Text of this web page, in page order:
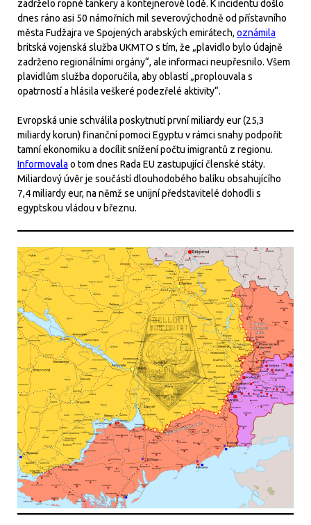
zadrželo ropné tankery a kontejnerové lodě. K incidentu došlo
dnes ráno asi 50 námořních mil severovýchodně od přístavního
města Fudžajra ve Spojených arabských emirátech, oznámila
britská vojenská služba UKMTO s tím, že „plavidlo bylo údajně
zadrženo regionálními orgány“, ale informaci neupřesnilo. Všem
plavidlům služba doporučila, aby oblastí „proplouvala s
opatrností a hlásila veškeré podezřelé aktivity“.
Evropská unie schválila poskytnutí první miliardy eur (25,3
miliardy korun) finanční pomoci Egyptu v rámci snahy podpořit
tamní ekonomiku a docílit snížení počtu imigrantů z regionu.
Informovala o tom dnes Rada EU zastupující členské státy.
Miliardový úvěr je součástí dlouhodobého balíku obsahujícího
7,4 miliardy eur, na němž se unijní představitelé dohodli s
egyptskou vládou v březnu.